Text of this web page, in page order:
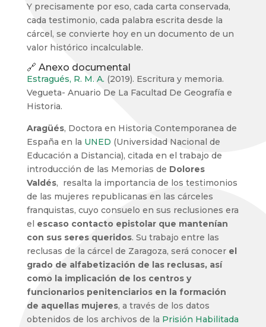
Y precisamente por eso, cada carta conservada,
cada testimonio, cada palabra escrita desde la
cárcel, se convierte hoy en un documento de un
valor histórico incalculable.
🔗 Anexo documental
Estragués, R. M. A. (2019). Escritura y memoria.
Vegueta- Anuario De La Facultad De Geografía e
Historia.
Aragüés, Doctora en Historia Contemporanea de
España en la UNED (Universidad Nacional de
Educación a Distancia), citada en el trabajo de
introducción de las Memorias de Dolores
Valdés, resalta la importancia de los testimonios
de las mujeres republicanas en las cárceles
franquistas, cuyo consuelo en sus reclusiones era
el escaso contacto epistolar que mantenían
con sus seres queridos. Su trabajo entre las
reclusas de la cárcel de Zaragoza, será conocer el
grado de alfabetización de las reclusas, así
como la implicación de los centros y
funcionarios penitenciarios en la formación
de aquellas mujeres, a través de los datos
obtenidos de los archivos de la Prisión Habilitada